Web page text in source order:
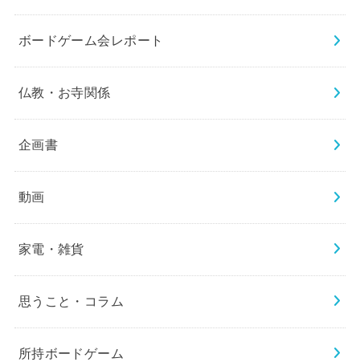
ボードゲーム会レポート
仏教・お寺関係
企画書
動画
家電・雑貨
思うこと・コラム
所持ボードゲーム